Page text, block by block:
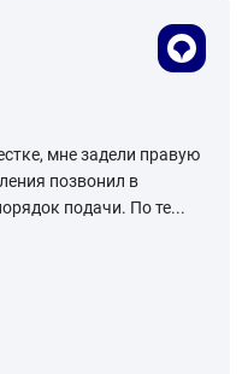
мне задели правую
позвонил в
подачи. По те...